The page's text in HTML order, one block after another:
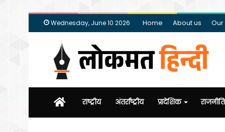
Wednesday, June 10 2026 Home About us
Homeराष्ट्रीय अंतर्राष्ट्रीय प्रादेशिक राजनीति